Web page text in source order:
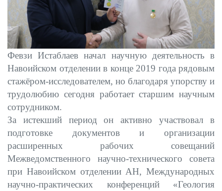
Февзи Истаблаев начал научную деятельность в
Навоийском отделении в конце 2019 года рядовым
стажёром-исследователем, но благодаря упорству и
трудолюбию сегодня работает старшим научным
сотрудником.
За истекший период он активно участвовал в
подготовке документов и организации
расширенных рабочих совещаний
Межведомственного научно-технического совета
при Навоийском отделении АН, Международных
научно-практических конференций «Геология